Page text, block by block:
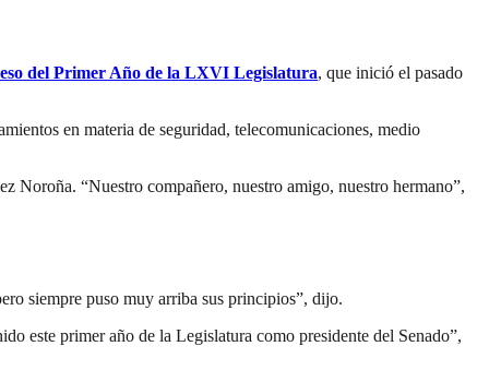
del Primer Año de la LXVI Legislatura, que inició el pasado
en materia de seguridad, telecomunicaciones, medio
Noroña. “Nuestro compañero, nuestro amigo, nuestro hermano”,
siempre puso muy arriba sus principios”, dijo.
este primer año de la Legislatura como presidente del Senado”,